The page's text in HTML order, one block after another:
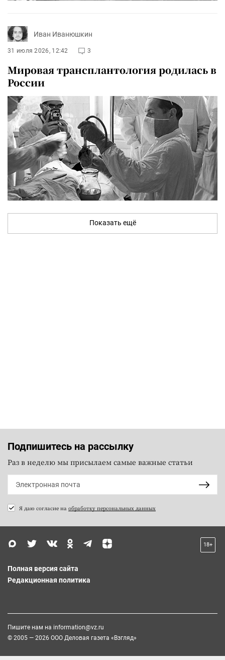
Иван Иванюшкин
31 июля 2026, 12:42 3
Мировая трансплантология родилась в
России
Показать ещё
Подпишитесь на рассылку
Раз в неделю мы присылаем самые важные статьи
Я даю согласие на обработку персональных данных
18+
Полная версия сайта
Редакционная политика
Пишите нам на information@vz.ru
© 2005 — 2026 ООО Деловая газета «Взгляд»